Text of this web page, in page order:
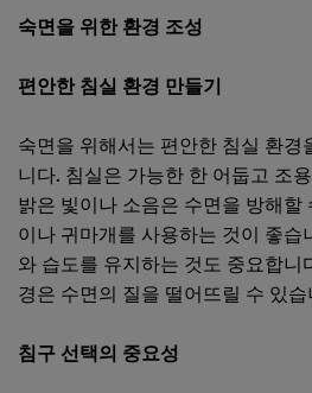
숙면을 위한 환경 조성
편안한 침실 환경 만들기
숙면을 위해서는 편안한 침실 환경
니다. 침실은 가능한 한 어둡고 조
밝은 빛이나 소음은 수면을 방해할
이나 귀마개를 사용하는 것이 좋습
와 습도를 유지하는 것도 중요합니
경은 수면의 질을 떨어뜨릴 수 있습
침구 선택의 중요성